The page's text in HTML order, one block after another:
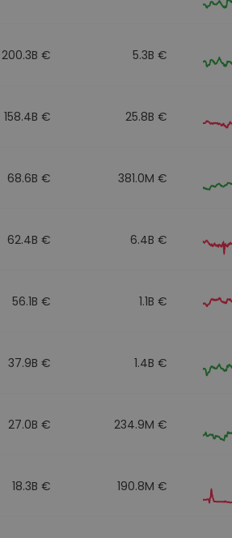
200.3B € 5.3B €
158.4B € 25.8B €
68.6B € 381.0M €
62.4B € 6.4B €
56.1B € 1.1B €
37.9B € 1.4B €
27.0B € 234.9M €
18.3B € 190.8M €